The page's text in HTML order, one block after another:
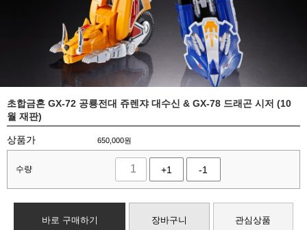
초합금혼 GX-72 공룡전대 쥬렌쟈 대수신 & GX-78 드래곤 시저 (10
월 재판)
상품가 650,000원
수량 +1 -1
바로 구매하기 장바구니 관심상품